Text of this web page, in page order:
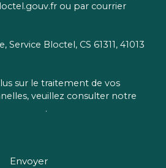
ou par courrier
Service Bloctel, CS 61311, 41013
sur le traitement de vos
veuillez consulter notre
.
Envoyer